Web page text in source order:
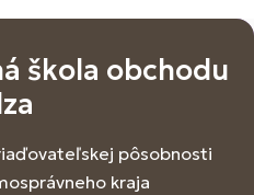
škola obchodu
pôsobnosti
kraja